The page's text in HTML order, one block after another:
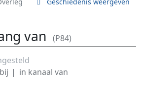
van (P84)
in kanaal van